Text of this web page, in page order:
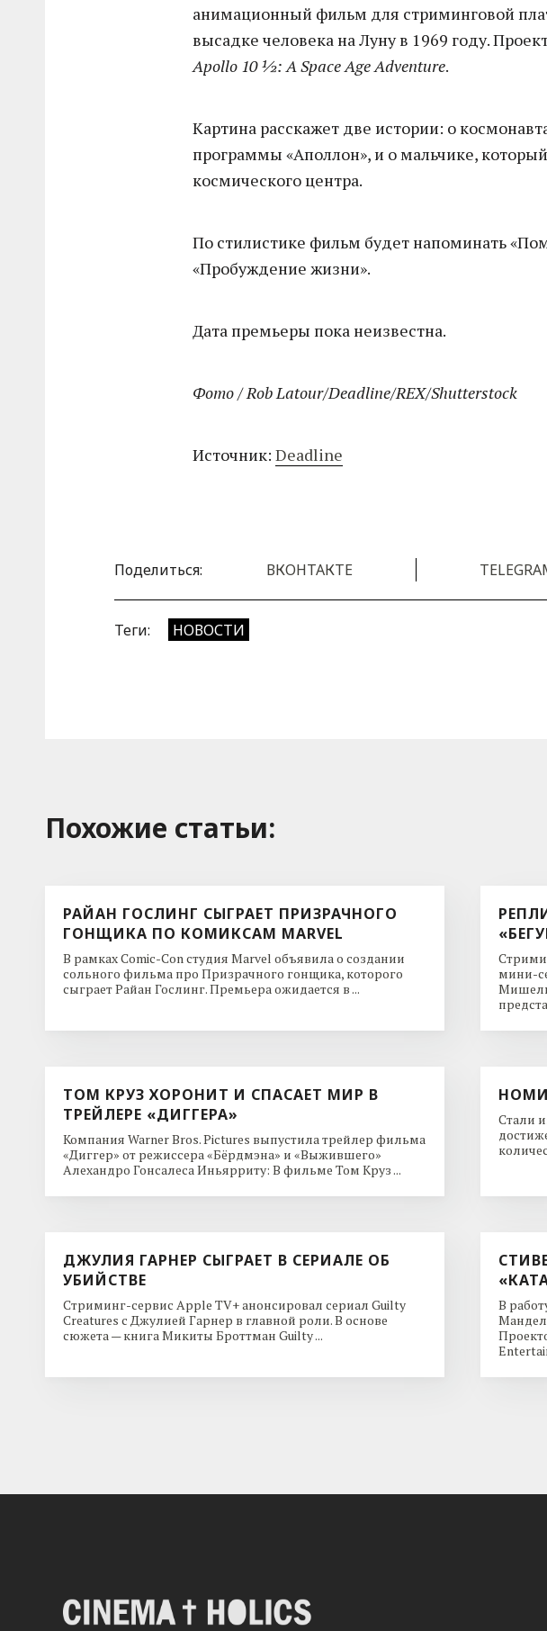
анимационный фильм для стриминговой
высадке человека на Луну в 1969 году.
Apollo 10 ½: A Space Age Adventure.
Картина расскажет две истории: о
программы «Аполлон», и о мальчике,
космического центра.
По стилистике фильм будет напоминать
«Пробуждение жизни».
Дата премьеры пока неизвестна.
Фото / Rob Latour/Deadline/REX/Shutterstock
Источник:Deadline
Поделиться: ВКОНТАКТЕ
Теги: НОВОСТИ
Похожие cтатьи:
РАЙАН ГОСЛИНГ СЫГРАЕТ ПРИЗРАЧНОГО
ГОНЩИКА ПО КОМИКСАМ MARVEL
В рамках Comic-Con студия Marvel объявила о создании
сольного фильма про Призрачного гонщика, которого
сыграет Райан Гослинг. Премьера ожидается в ...
мини-
ТОМ КРУЗ ХОРОНИТ И СПАСАЕТ МИР В
ТРЕЙЛЕРЕ «ДИГГЕРА»
Компания Warner Bros. Pictures выпустила трейлер фильма
«Диггер» от режиссера «Бёрдмэна» и «Выжившего»
Алехандро Гонсалеса Иньярриту: В фильме Том Круз ...
Стали
ДЖУЛИЯ ГАРНЕР СЫГРАЕТ В СЕРИАЛЕ ОБ
УБИЙСТВЕ
Стриминг-сервис Apple TV+ анонсировал сериал Guilty
Creatures с Джулией Гарнер в главной роли. В основе
сюжета — книга Микиты Броттман Guilty ...
В